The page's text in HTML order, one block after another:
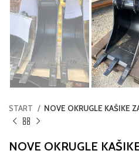
START NOVE OKRUGLE KAŠIKE
NOVE OKRUGLE